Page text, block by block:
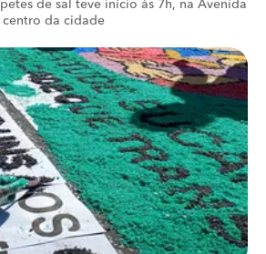
de sal teve início às 7h, na Avenida
da cidade